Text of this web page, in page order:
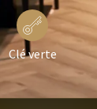
Clé verte